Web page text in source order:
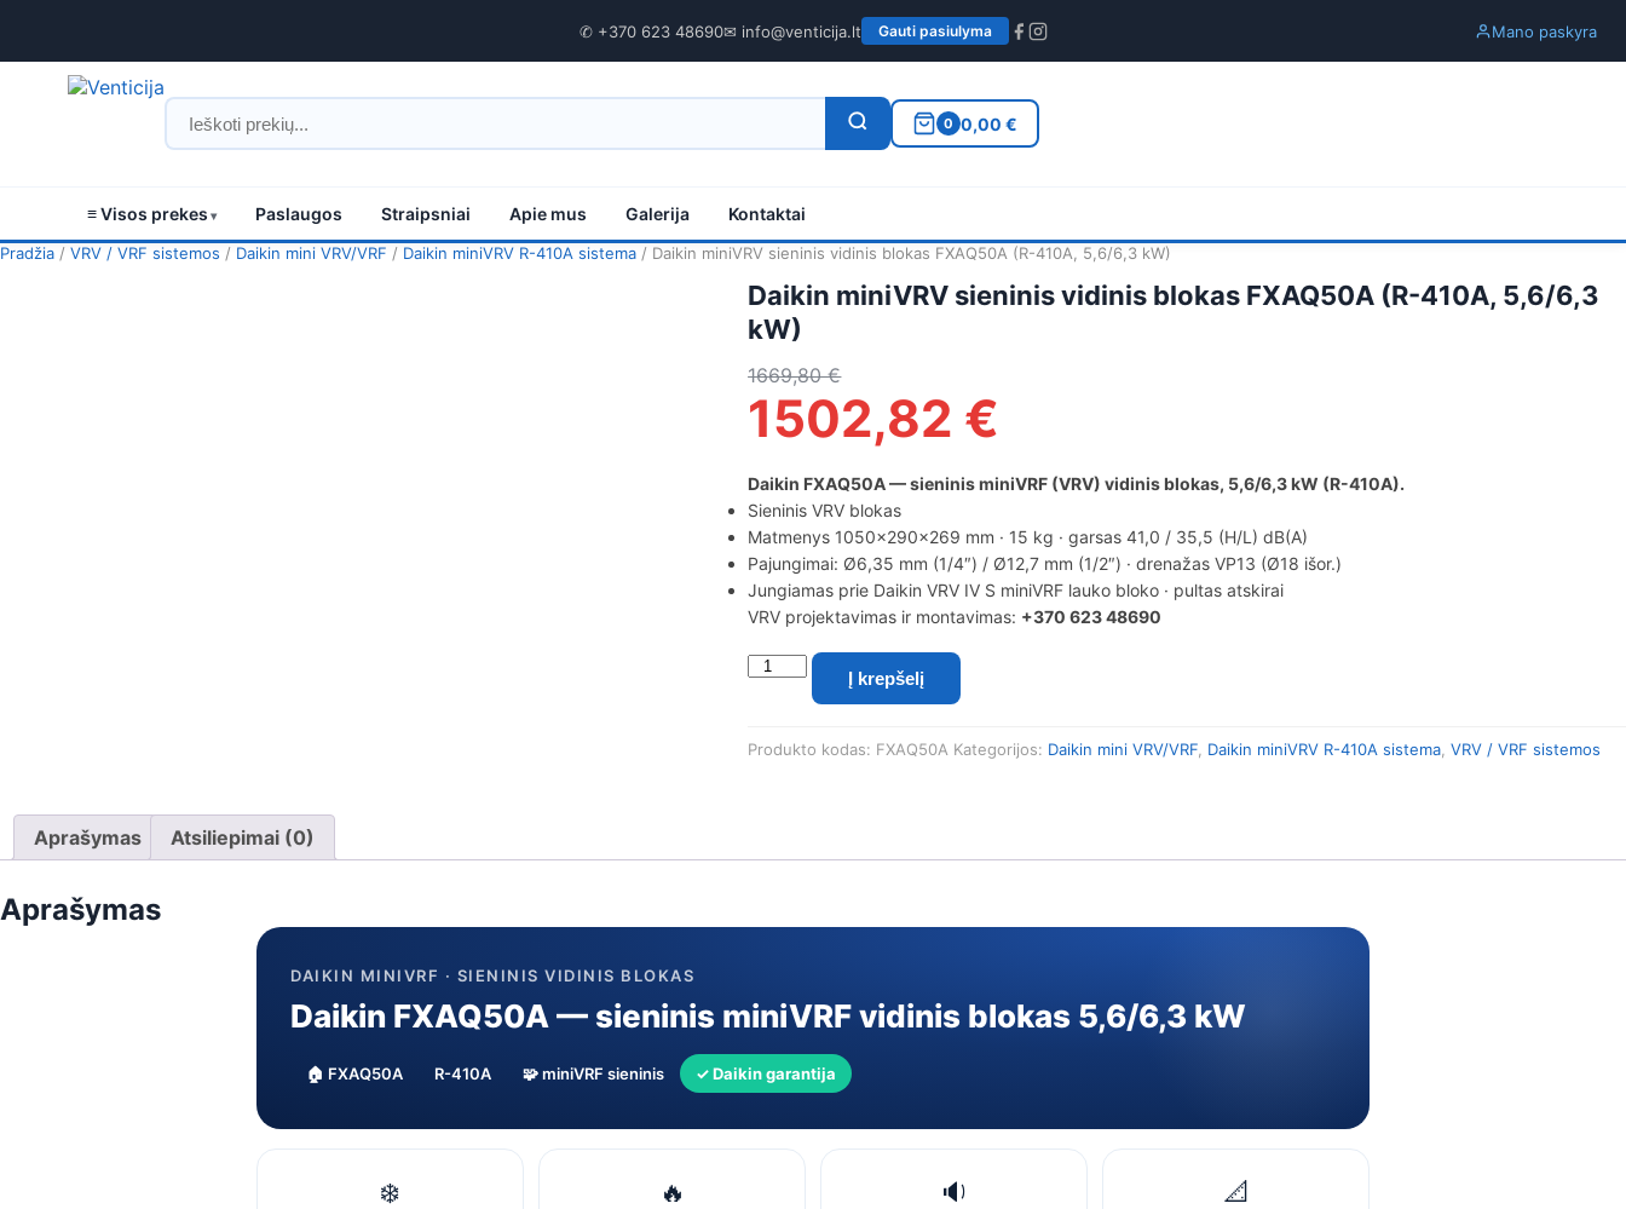
✆ +370 623 48690✉ info@venticija.lt Gauti pasiulyma Mano paskyra
0 0,00 €
≡ Visos prekes Paslaugos Straipsniai Apie mus Galerija Kontaktai
Pradžia / VRV / VRF sistemos / Daikin mini VRV/VRF / Daikin miniVRV R-410A sistema / Daikin miniVRV sieninis vidinis blokas FXAQ50A (R-410A, 5,6/6,3 kW)
Daikin miniVRV sieninis vidinis blokas FXAQ50A (R-410A, 5,6/6,3
kW)
1669,80€
1502,82 €
Daikin FXAQ50A — sieninis miniVRF (VRV) vidinis blokas, 5,6/6,3 kW (R-410A).
Sieninis VRV blokas
Matmenys 1050×290×269 mm · 15 kg · garsas 41,0 / 35,5 (H/L) dB(A)
Pajungimai: Ø6,35 mm (1/4″) / Ø12,7 mm (1/2″) · drenažas VP13 (Ø18 išor.)
Jungiamas prie Daikin VRV IV S miniVRF lauko bloko · pultas atskirai
VRV projektavimas ir montavimas: +370 623 48690
produkto
sieninis
(R-
kW)
Į krepšelį
Produkto kodas: FXAQ50A Kategorijos: Daikin mini VRV/VRF Daikin miniVRV R-410A sistema ,VRV / VRF sistemos
Aprašymas Atsiliepimai (0)
Aprašymas
DAIKIN MINIVRF · SIENINIS VIDINIS BLOKAS
Daikin FXAQ50A — sieninis miniVRF vidinis blokas 5,6/6,3 kW
🏠 FXAQ50A R-410A 🧩 miniVRF sieninis ✓ Daikin garantija
❄️ 🔥 🔉 📐